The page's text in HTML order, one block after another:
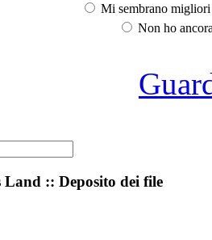
Mi sembrano
Non ho
:: Deposito dei file